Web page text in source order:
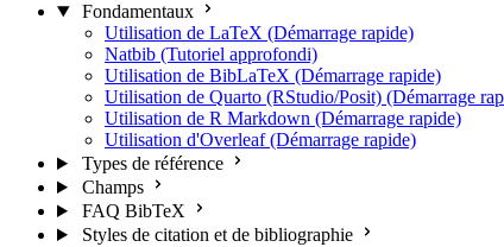
Fondamentaux
Utilisation de LaTeX (Démarrage rapide)
Natbib (Tutoriel approfondi)
Utilisation de BibLaTeX (Démarrage rapide)
Utilisation de Quarto (RStudio/Posit) (Démarrage
Utilisation de R Markdown (Démarrage rapide)
Utilisation d'Overleaf (Démarrage rapide)
Types de référence
Champs
FAQ BibTeX
Styles de citation et de bibliographie